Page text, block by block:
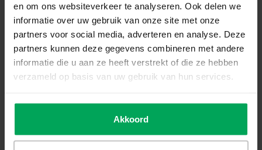
en om ons websiteverkeer te analyseren. Ook delen we
informatie over uw gebruik van onze site met onze
partners voor social media, adverteren en analyse. Deze
partners kunnen deze gegevens combineren met andere
informatie die u aan ze heeft verstrekt of die ze hebben
verzameld op basis van uw gebruik van hun services.
Akkoord
HR glas
Indien u beschikt over hoogrendementsglas (HR / HR+ / HR++ /
Triple), is het niet toegestaan om de EC750 aan de binnenzijde
van het glas aan te brengen. Dit kan namelijk resulteren in een